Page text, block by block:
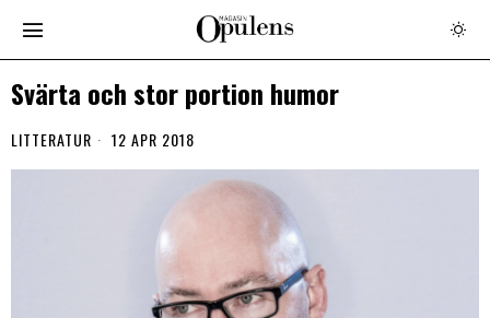
Svärta och stor portion humor
LITTERATUR 12 APR 2018